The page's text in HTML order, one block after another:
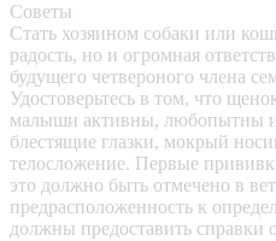
Советы
Стать хозяином собаки или
радость, но и огромная
будущего четвероного члена
Удостоверьтесь в том, что
малыши активны, любопытны
блестящие глазки, мокрый
телосложение. Первые
это должно быть отмечено в
предрасположенность к
должны предоставить справки